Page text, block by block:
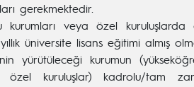
gerekmektedir.
kurumları veya özel kuruluşlarda
üniversite lisans eğitimi almış
yürütüleceği kurumun
özel kuruluşlar) kadrolu/tam